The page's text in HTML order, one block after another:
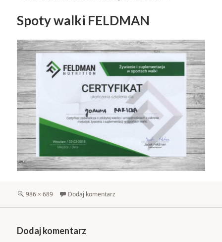
Spoty walki FELDMAN
Pełny
986 × 689 Dodaj komentarz
Dodaj komentarz